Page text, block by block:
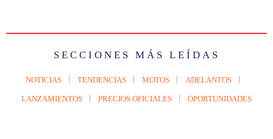
SECCIONES MÁS LEÍDAS
NOTICIAS TENDENCIAS MOTOS ADELANTOS
LANZAMIENTOS PRECIOS OFICIALES OPORTUNIDADES